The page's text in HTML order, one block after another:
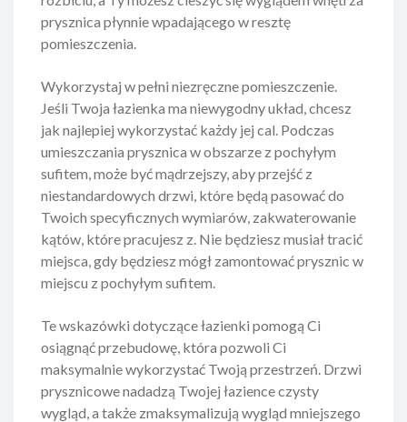
prysznica płynnie wpadającego w resztę
pomieszczenia.
Wykorzystaj w pełni niezręczne pomieszczenie.
Jeśli Twoja łazienka ma niewygodny układ, chcesz
jak najlepiej wykorzystać każdy jej cal. Podczas
umieszczania prysznica w obszarze z pochyłym
sufitem, może być mądrzejszy, aby przejść z
niestandardowych drzwi, które będą pasować do
Twoich specyficznych wymiarów, zakwaterowanie
kątów, które pracujesz z. Nie będziesz musiał tracić
miejsca, gdy będziesz mógł zamontować prysznic w
miejscu z pochyłym sufitem.
Te wskazówki dotyczące łazienki pomogą Ci
osiągnąć przebudowę, która pozwoli Ci
maksymalnie wykorzystać Twoją przestrzeń. Drzwi
prysznicowe nadadzą Twojej łazience czysty
wygląd, a także zmaksymalizują wygląd mniejszego